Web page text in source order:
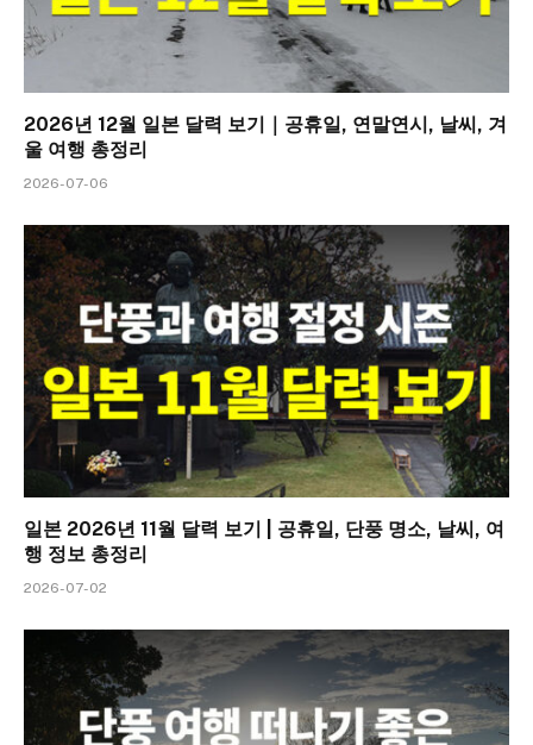
2026년 12월 일본 달력 보기｜공휴일, 연말연시, 날씨, 겨
울 여행 총정리
2026-07-06
일본 2026년 11월 달력 보기 | 공휴일, 단풍 명소, 날씨, 여
행 정보 총정리
2026-07-02